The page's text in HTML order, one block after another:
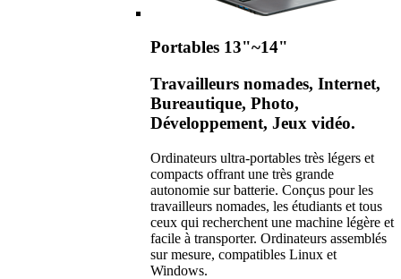
Portables 13"~14"
Travailleurs nomades, Internet,
Bureautique, Photo,
Développement, Jeux vidéo.
Ordinateurs ultra-portables très légers et
compacts offrant une très grande
autonomie sur batterie. Conçus pour les
travailleurs nomades, les étudiants et tous
ceux qui recherchent une machine légère et
facile à transporter. Ordinateurs assemblés
sur mesure, compatibles Linux et
Windows.